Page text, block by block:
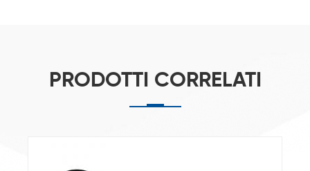
PRODOTTI CORRELATI